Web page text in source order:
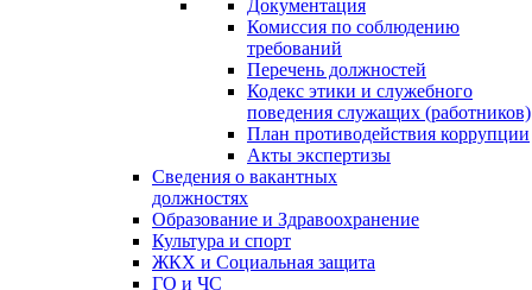
Документация
Комиссия по соблюдению
требований
Перечень должностей
Кодекс этики и служебного
поведения служащих (работников)
План противодействия коррупции
Акты экспертизы
Сведения о вакантных
должностях
Образование и Здравоохранение
Культура и спорт
ЖКХ и Социальная защита
ГО и ЧС